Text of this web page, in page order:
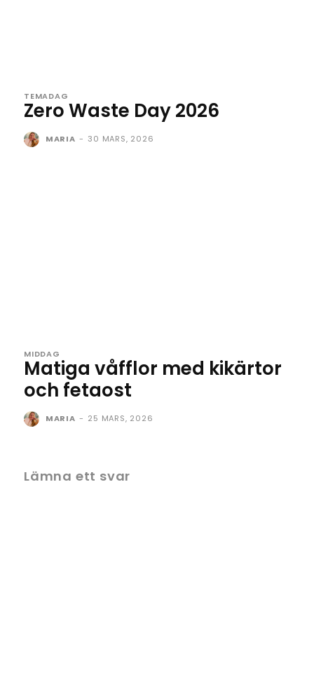
TEMADAG
Zero Waste Day 2026
MARIA - 30 MARS, 2026
MIDDAG
Matiga våfflor med kikärtor
och fetaost
MARIA - 25 MARS, 2026
Lämna ett svar